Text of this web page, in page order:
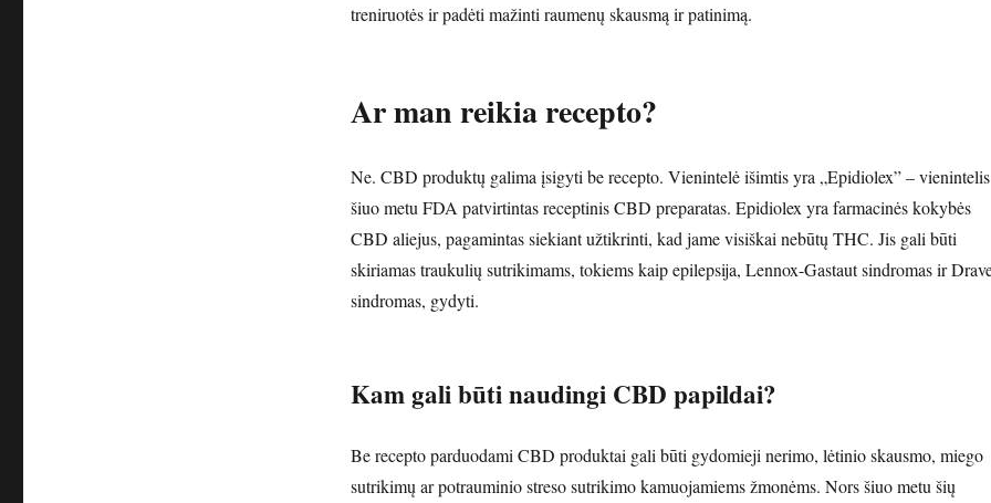
treniruotės ir padėti mažinti raumenų skausmą ir patinimą.
Ar man reikia recepto?
Ne. CBD produktų galima įsigyti be recepto. Vienintelė išimtis yra „Epidiolex” – vienintelis
šiuo metu FDA patvirtintas receptinis CBD preparatas. Epidiolex yra farmacinės kokybės
CBD aliejus, pagamintas siekiant užtikrinti, kad jame visiškai nebūtų THC. Jis gali būti
skiriamas traukulių sutrikimams, tokiems kaip epilepsija, Lennox-Gastaut sindromas ir
sindromas, gydyti.
Kam gali būti naudingi CBD papildai?
Be recepto parduodami CBD produktai gali būti gydomieji nerimo, lėtinio skausmo, miego
sutrikimų ar potrauminio streso sutrikimo kamuojamiems žmonėms. Nors šiuo metu šių